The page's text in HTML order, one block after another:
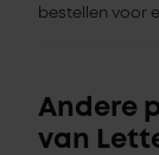
bestellen voor
Andere
van